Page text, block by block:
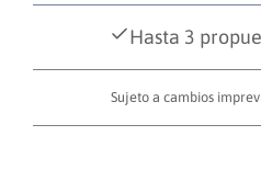
Hasta 3
Sujeto a cambios